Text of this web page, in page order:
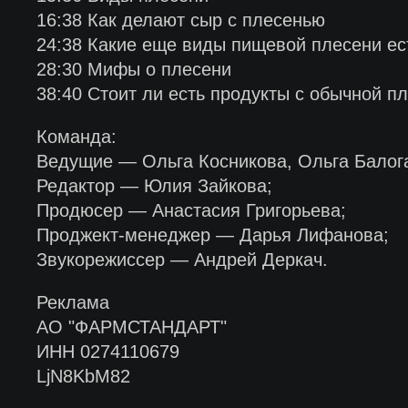
16:38 Как делают сыр с плесенью
24:38 Какие еще виды пищевой плесени
28:30 Мифы о плесени
38:40 Стоит ли есть продукты с обычной
Команда:
Ведущие — Ольга Косникова, Ольга
Редактор — Юлия Зайкова;
Продюсер — Анастасия Григорьева;
Проджект-менеджер — Дарья Лифанова;
Звукорежиссер — Андрей Деркач.
Реклама
АО "ФАРМСТАНДАРТ"
ИНН 0274110679
LjN8KbM82